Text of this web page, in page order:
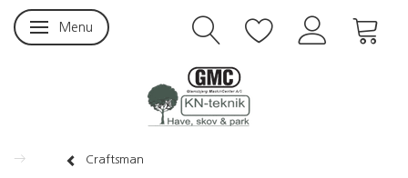
Skifte navigation
Menu
Craftsman